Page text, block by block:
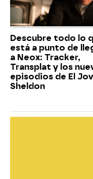
Descubre todo lo
está a punto de
a Neox: Tracker,
Transplat y los
episodios de El
Sheldon